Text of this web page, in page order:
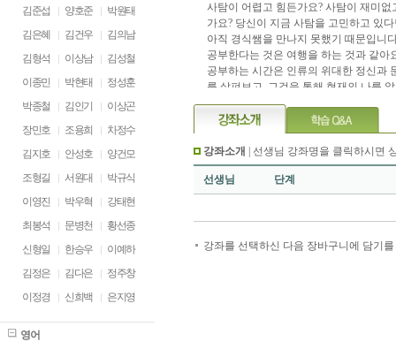
김준섭
양호준
박원태
김은혜
김건우
김의남
김형석
이상남
김성철
이종민
박현태
정성훈
박종철
김인기
이상곤
장민호
조용희
차정수
김지호
안성호
양건모
조형길
서원대
박규식
이영진
박우혁
강태현
최봉석
문병천
황선종
신형일
한승우
이예하
김정은
김다은
정주창
이정경
신희백 은지영
영어
사탐이 어렵고 힘든가요? 사탐이 재미없
가요? 당신이 지금 사탐을 고민하고 있
아직 경식쌤을 만나지 못했기 때문입니
공부한다는 것은 여행을 하는 것과 같아
공부하는 시간은 인류의 위대한 정신과
를 살펴보고, 그것을 통해 현재의 나를
의 미래를 바라보는 아주 멋지고 의미있
니다! 경식쌤을 만나세요! 사탐 공부가
질거에요! 그럼 우리 함께 사회탐구 영
여행을 한 번 시작해 볼까요!
강좌소개 | 선생님 강좌명을 클릭하시면
선생님 단계
강좌를 선택하신 다음 장바구니에 담기